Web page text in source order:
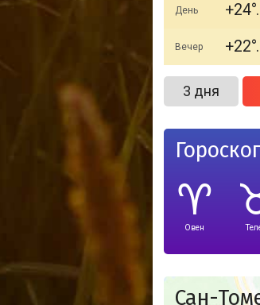
День +24
Вечер +22
3 дня
Овен
Сан-